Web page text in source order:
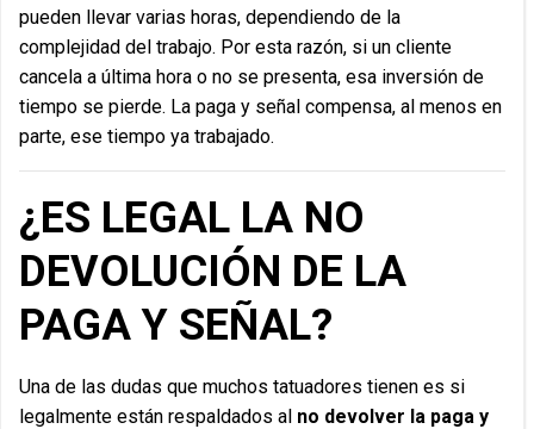
pueden llevar varias horas, dependiendo de la
complejidad del trabajo. Por esta razón, si un cliente
cancela a última hora o no se presenta, esa inversión de
tiempo se pierde. La paga y señal compensa, al menos en
parte, ese tiempo ya trabajado.
¿ES LEGAL LA NO
DEVOLUCIÓN DE LA
PAGA Y SEÑAL?
Una de las dudas que muchos tatuadores tienen es si
legalmente están respaldados al no devolver la paga y